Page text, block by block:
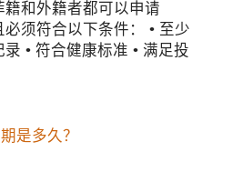
和外籍者都可以申请
须符合以下条件： • 至少
• 符合健康标准 • 满足投
是多久？